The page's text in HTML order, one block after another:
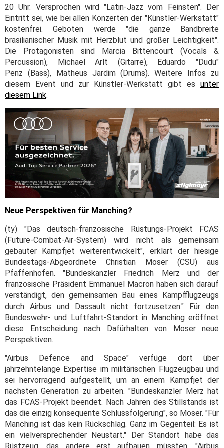
20 Uhr. Versprochen wird "Latin-Jazz vom Feinsten". Der
Eintritt sei, wie bei allen Konzerten der "Künstler-Werkstatt"
kostenfrei. Geboten werde "die ganze Bandbreite
brasilianischer Musik mit Herzblut und großer Leichtigkeit".
Die Protagonisten sind Marcia Bittencourt (Vocals &
Percussion), Michael Arlt (Gitarre), Eduardo "Dudu"
Penz (Bass), Matheus Jardim (Drums). Weitere Infos zu
diesem Event und zur Künstler-Werkstatt gibt es unter
diesem Link.
Neue Perspektiven für Manching?
(ty) "Das deutsch-französische Rüstungs-Projekt FCAS
(Future-Combat-Air-System) wird nicht als gemeinsam
gebauter Kampfjet weiterentwickelt", erklärt der hiesige
Bundestags-Abgeordnete Christian Moser (CSU) aus
Pfaffenhofen. "Bundeskanzler Friedrich Merz und der
französische Präsident Emmanuel Macron haben sich darauf
verständigt, den gemeinsamen Bau eines Kampfflugzeugs
durch Airbus und Dassault nicht fortzusetzen." Für den
Bundeswehr- und Luftfahrt-Standort in Manching eröffnet
diese Entscheidung nach Dafürhalten von Moser neue
Perspektiven.
"Airbus Defence and Space" verfüge dort über
jahrzehntelange Expertise im militärischen Flugzeugbau und
sei hervorragend aufgestellt, um an einem Kampfjet der
nächsten Generation zu arbeiten. "Bundeskanzler Merz hat
das FCAS-Projekt beendet. Nach Jahren des Stillstands ist
das die einzig konsequente Schlussfolgerung", so Moser. "Für
Manching ist das kein Rückschlag. Ganz im Gegenteil: Es ist
ein vielversprechender Neustart." Der Standort habe das